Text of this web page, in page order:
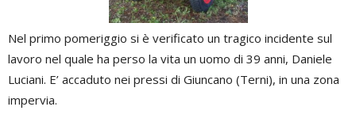
Nel primo pomeriggio si è verificato un tragico incidente sul
lavoro nel quale ha perso la vita un uomo di 39 anni, Daniele
Luciani. E’ accaduto nei pressi di Giuncano (Terni), in una zona
impervia.